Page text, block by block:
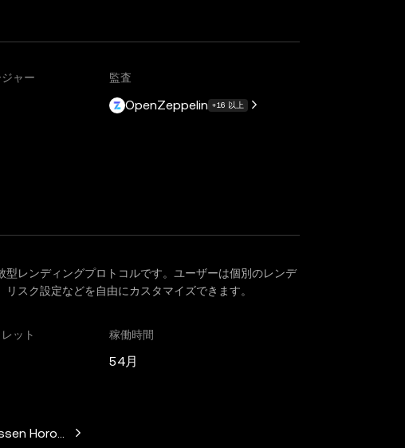
ャー 監査
OpenZeppelin +16 以上
レンディングプロトコルです。ユーザーは個別のレンデ
スク設定などを自由にカスタマイズできます。
ット 稼働時間
54月
Horowitz, Mechanism Capital, Variant Fund, Nascent,